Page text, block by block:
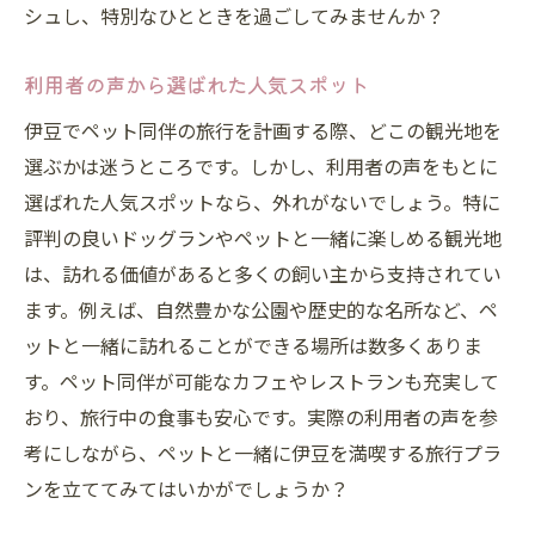
シュし、特別なひとときを過ごしてみませんか？
利用者の声から選ばれた人気スポット
伊豆でペット同伴の旅行を計画する際、どこの観光地を
選ぶかは迷うところです。しかし、利用者の声をもとに
選ばれた人気スポットなら、外れがないでしょう。特に
評判の良いドッグランやペットと一緒に楽しめる観光地
は、訪れる価値があると多くの飼い主から支持されてい
ます。例えば、自然豊かな公園や歴史的な名所など、ペ
ットと一緒に訪れることができる場所は数多くありま
す。ペット同伴が可能なカフェやレストランも充実して
おり、旅行中の食事も安心です。実際の利用者の声を参
考にしながら、ペットと一緒に伊豆を満喫する旅行プラ
ンを立ててみてはいかがでしょうか？